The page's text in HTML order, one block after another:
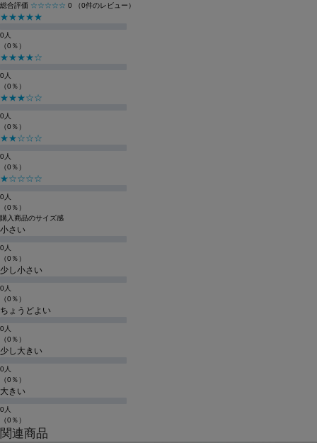
総合評価 ☆☆☆☆☆ 0 （0件のレビュー）
★★★★★
0人
（0％）
★★★★☆
0人
（0％）
★★★☆☆
0人
（0％）
★★☆☆☆
0人
（0％）
★☆☆☆☆
0人
（0％）
購入商品のサイズ感
小さい
0人
（0％）
少し小さい
0人
（0％）
ちょうどよい
0人
（0％）
少し大きい
0人
（0％）
大きい
0人
（0％）
関連商品